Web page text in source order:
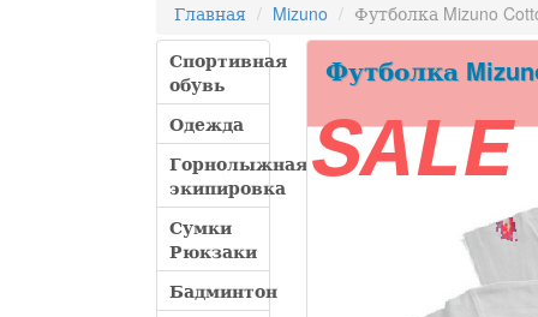
Главная Mizuno
Футболка Mizuno
Спортивная
обувь
Одежда
Горнолыжная
экипировка
Сумки
Рюкзаки
Бадминтон
Футболка
SALE